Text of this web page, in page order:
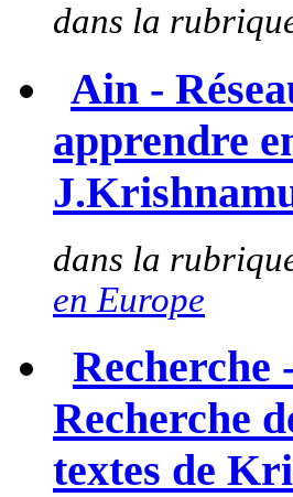
dans la
Ain -
apprendre
dans la
en Europe
Recherche
Recherche
textes de